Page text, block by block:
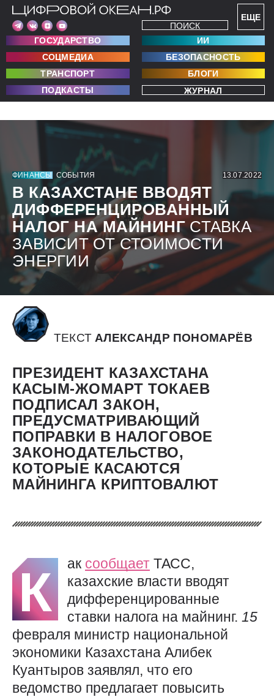
ЕЩЕ
ПОИСК
ГОСУДАРСТВО
ИИ
СОЦМЕДИА
БЕЗОПАСНОСТЬ
ТРАНСПОРТ
БЛОГИ
ПОДКАСТЫ
ЖУРНАЛ
ФИНАНСЫ СОБЫТИЯ 13.07.2022
В КАЗАХСТАНЕ ВВОДЯТ
ДИФФЕРЕНЦИРОВАННЫЙ
НАЛОГ НА МАЙНИНГСТАВКА
ЗАВИСИТ ОТ СТОИМОСТИ
ЭНЕРГИИ
ТЕКСТ АЛЕКСАНДР ПОНОМАРЁВ
ПРЕЗИДЕНТ КАЗАХСТАНА
КАСЫМ-ЖОМАРТ ТОКАЕВ
ПОДПИСАЛ ЗАКОН,
ПРЕДУСМАТРИВАЮЩИЙ
ПОПРАВКИ В НАЛОГОВОЕ
ЗАКОНОДАТЕЛЬСТВО,
КОТОРЫЕ КАСАЮТСЯ
МАЙНИНГА КРИПТОВАЛЮТ
К ак сообщает ТАСС,
казахские власти вводят
дифференцированные
ставки налога на майнинг. 15
февраля министр национальной
экономики Казахстана Алибек
Куантыров заявлял, что его
ведомство предлагает повысить